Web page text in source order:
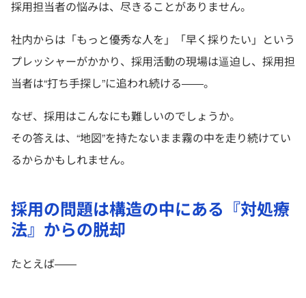
採用担当者の悩みは、尽きることがありません。
社内からは「もっと優秀な人を」「早く採りたい」という
プレッシャーがかかり、採用活動の現場は逼迫し、採用担
当者は“打ち手探し”に追われ続ける――。
なぜ、採用はこんなにも難しいのでしょうか。
その答えは、“地図”を持たないまま霧の中を走り続けてい
るからかもしれません。
採用の問題は構造の中にある『対処療
法』からの脱却
たとえば――